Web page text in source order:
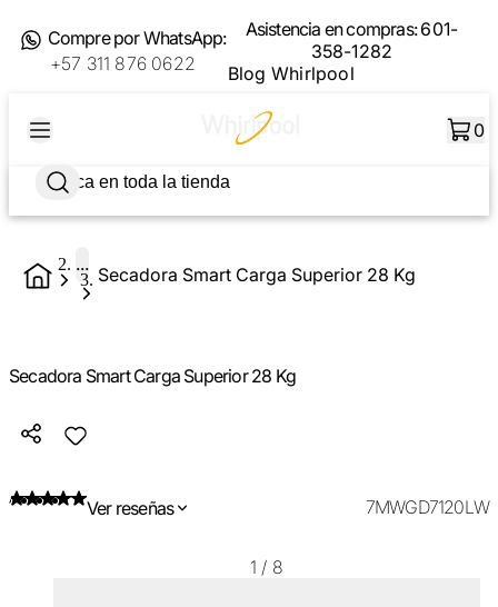
Compre por WhatsApp:
+57 311 876 0622
Asistencia en compras:601-
358-1282
Blog Whirlpool
0
... Secadora Smart Carga Superior 28 Kg
Secadora Smart Carga Superior 28 Kg
Ver reseñas 7MWGD7120LW
1 / 8